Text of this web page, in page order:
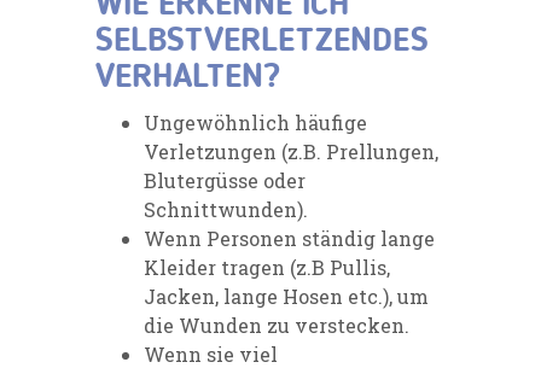
SELBSTVERLETZENDES
VERHALTEN?
Ungewöhnlich häufige
Verletzungen (z.B. Prellungen,
Blutergüsse oder
Schnittwunden).
Wenn Personen ständig lange
Kleider tragen (z.B Pullis,
Jacken, lange Hosen etc.), um
die Wunden zu verstecken.
Wenn sie viel